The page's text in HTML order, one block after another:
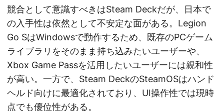
競合として意識すべきはSteam Deckだが、日本で
の入手性は依然として不安定な面がある。Legion
Go SはWindowsで動作するため、既存のPCゲーム
ライブラリをそのまま持ち込みたいユーザーや、
Xbox Game Passを活用したいユーザーには親和性
が高い。一方で、Steam DeckのSteamOSはハンド
ヘルド向けに最適化されており、UI操作性では現時
点でも優位性がある。